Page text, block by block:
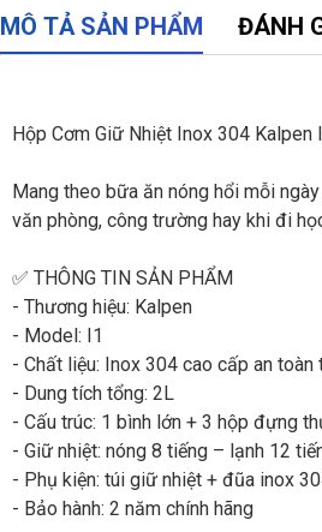
MÔ TẢ SẢN PHẨM ĐÁNH
Hộp Cơm Giữ Nhiệt Inox 304 Kalpen
Mang theo bữa ăn nóng hổi mỗi
văn phòng, công trường hay khi đi
✅ THÔNG TIN SẢN PHẨM
- Thương hiệu: Kalpen
- Model: I1
- Chất liệu: Inox 304 cao cấp an toàn
- Dung tích tổng: 2L
- Cấu trúc: 1 bình lớn + 3 hộp đựng
- Giữ nhiệt: nóng 8 tiếng – lạnh 12
- Phụ kiện: túi giữ nhiệt + đũa inox
- Bảo hành: 2 năm chính hãng